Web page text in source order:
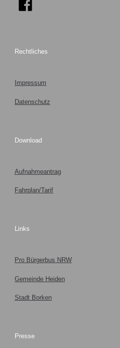
Rechtliches
Impressum
Datenschutz
Download
Aufnahmeantrag
Fahrplan/Tarif
Links
Pro Bürgerbus NRW
Gemeinde Heiden
Stadt Borken
Presse